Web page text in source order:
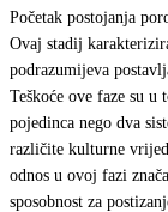
Početak postojanja
Ovaj stadij
podrazumijeva
Teškoće ove faze su u
pojedinca nego dva
različite kulturne
odnos u ovoj fazi
sposobnost za